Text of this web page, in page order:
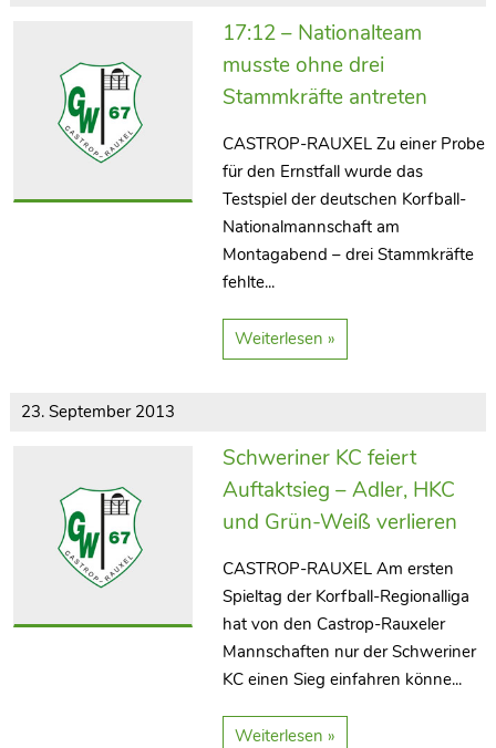
17:12 – Nationalteam
musste ohne drei
Stammkräfte antreten
CASTROP-RAUXEL Zu einer Probe
für den Ernstfall wurde das
Testspiel der deutschen Korfball-
Nationalmannschaft am
Montagabend – drei Stammkräfte
fehlte...
Weiterlesen »
23. September 2013
Schweriner KC feiert
Auftaktsieg – Adler, HKC
und Grün-Weiß verlieren
CASTROP-RAUXEL Am ersten
Spieltag der Korfball-Regionalliga
hat von den Castrop-Rauxeler
Mannschaften nur der Schweriner
KC einen Sieg einfahren könne...
Weiterlesen »